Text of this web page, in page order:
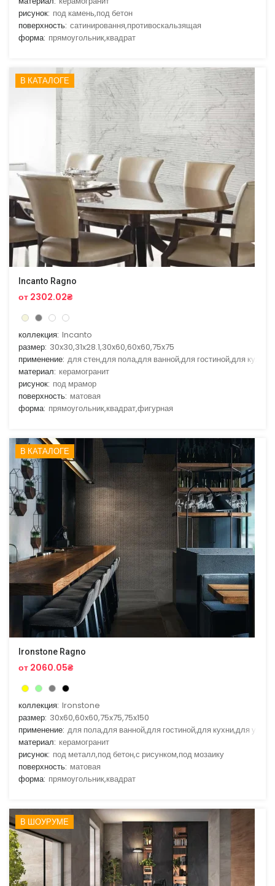
рисунок: под камень,под бетон
поверхность: сатинировання,противоскальзящая
форма: прямоугольник,квадрат
В КАТАЛОГЕ
Incanto Ragno
от 2302.02₴
коллекция: Incanto
размер: 30x30,31x28.1,30x60,60x60,75x75
применение: для стен,для пола,для ванной,для гостиной,для кухни
материал: керамогранит
рисунок: под мрамор
поверхность: матовая
форма: прямоугольник,квадрат,фигурная
В КАТАЛОГЕ
Ironstone Ragno
от 2060.05₴
коллекция: Ironstone
размер: 30x60,60x60,75x75,75x150
применение: для пола,для ванной,для гостиной,для кухни,для улицы
материал: керамогранит
рисунок: под металл,под бетон,с рисунком,под мозаику
поверхность: матовая
форма: прямоугольник,квадрат
В ШОУРУМЕ